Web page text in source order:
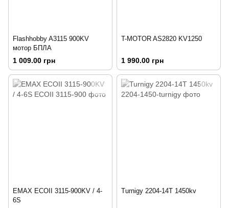
Flashhobby A3115 900KV
мотор БПЛА
1 009.00 грн
T-MOTOR AS2820 KV1250
1 990.00 грн
EMAX ECOII 3115-900KV / 4-
6S
Turnigy 2204-14T 1450kv